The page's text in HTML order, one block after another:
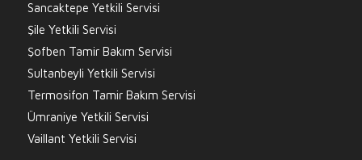
Sancaktepe Yetkili Servisi
Şile Yetkili Servisi
Şofben Tamir Bakım Servisi
Sultanbeyli Yetkili Servisi
Termosifon Tamir Bakım Servisi
Ümraniye Yetkili Servisi
Vaillant Yetkili Servisi